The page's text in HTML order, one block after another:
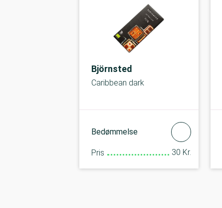
Björnsted
Caribbean dark
Bedømmelse
Pris 30 Kr.